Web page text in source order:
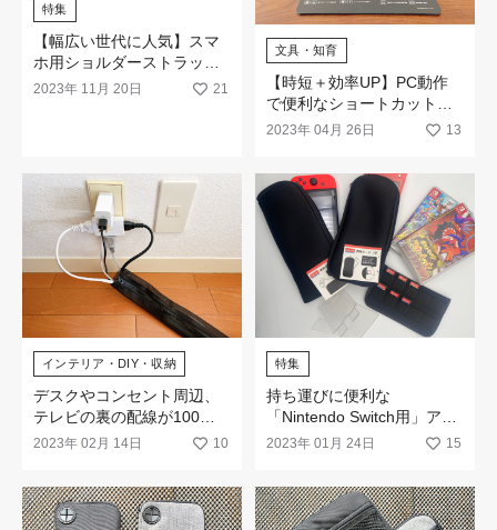
特集
【幅広い世代に人気】スマ
ホ用ショルダーストラップ
の新作がたくさんラインナ
2023年 11月 20日 21
文具・知育
【時短＋効率UP】PC動作
で便利なショートカットキ
ーが網羅された「マウスパ
2023年 04月 26日 13
インテリア・DIY・収納
デスクやコンセント周辺、
テレビの裏の配線が100均
の「コード収納」でスッキ
2023年 02月 14日 10
特集
持ち運びに便利な
「Nintendo Switch用」アイ
テムが勢揃い！
2023年 01月 24日 15